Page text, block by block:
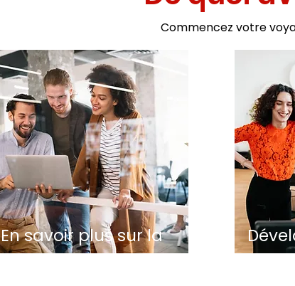
Commencez votre
En savoir plus sur la
Fondation Eud
votre